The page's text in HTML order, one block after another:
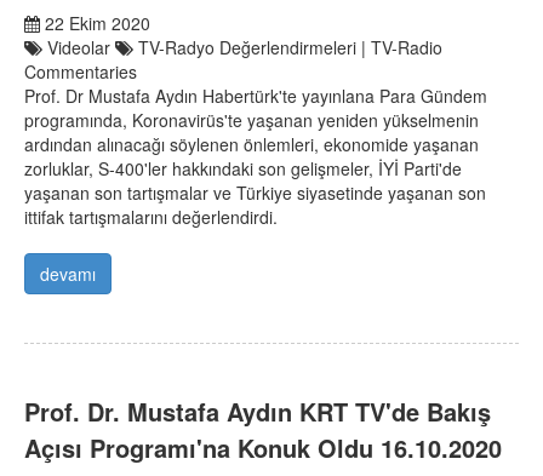
22 Ekim 2020
Videolar
TV-Radyo Değerlendirmeleri | TV-Radio
Commentaries
Prof. Dr Mustafa Aydın Habertürk'te yayınlana Para Gündem
programında, Koronavirüs'te yaşanan yeniden yükselmenin
ardından alınacağı söylenen önlemleri, ekonomide yaşanan
zorluklar, S-400'ler hakkındaki son gelişmeler, İYİ Parti'de
yaşanan son tartışmalar ve Türkiye siyasetinde yaşanan son
ittifak tartışmalarını değerlendirdi.
devamı
Prof. Dr. Mustafa Aydın KRT TV'de Bakış
Açısı Programı'na Konuk Oldu 16.10.2020